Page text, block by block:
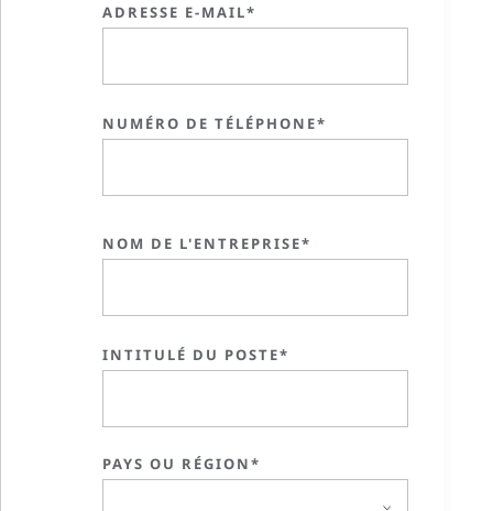
ADRESSE E-MAIL*
NUMÉRO DE TÉLÉPHONE*
NOM DE L'ENTREPRISE*
INTITULÉ DU POSTE*
PAYS OU RÉGION*